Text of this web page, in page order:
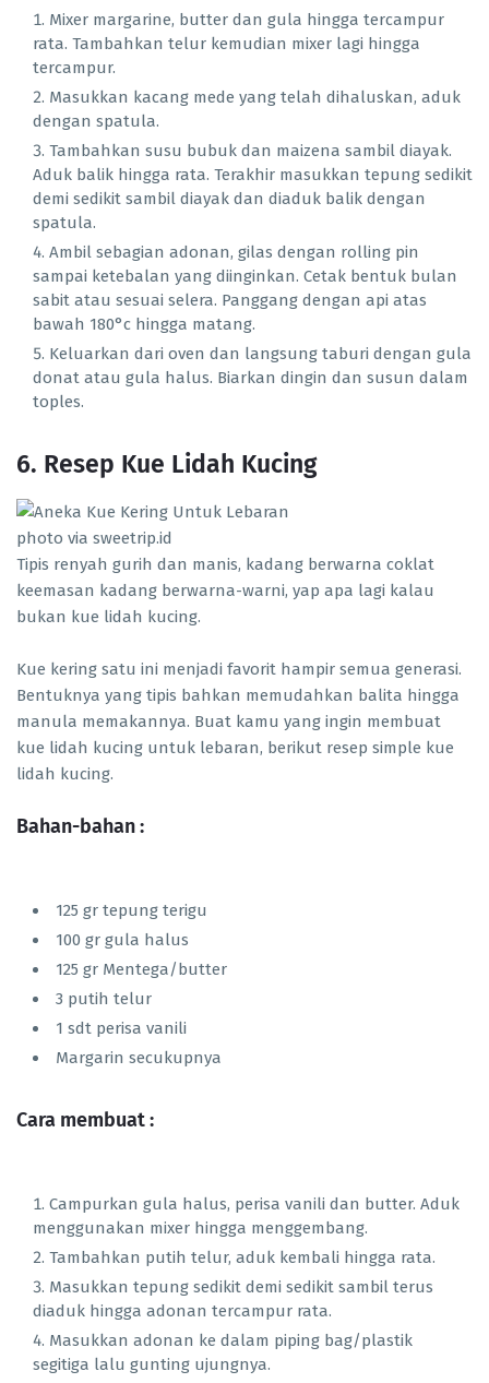
Mixer margarine, butter dan gula hingga tercampur
rata. Tambahkan telur kemudian mixer lagi hingga
tercampur.
Masukkan kacang mede yang telah dihaluskan, aduk
dengan spatula.
Tambahkan susu bubuk dan maizena sambil diayak.
Aduk balik hingga rata. Terakhir masukkan tepung sedikit
demi sedikit sambil diayak dan diaduk balik dengan
spatula.
Ambil sebagian adonan, gilas dengan rolling pin
sampai ketebalan yang diinginkan. Cetak bentuk bulan
sabit atau sesuai selera. Panggang dengan api atas
bawah 180°c hingga matang.
Keluarkan dari oven dan langsung taburi dengan gula
donat atau gula halus. Biarkan dingin dan susun dalam
toples.
6. Resep Kue Lidah Kucing
photo via sweetrip.id
Tipis renyah gurih dan manis, kadang berwarna coklat
keemasan kadang berwarna-warni, yap apa lagi kalau
bukan kue lidah kucing.
Kue kering satu ini menjadi favorit hampir semua generasi.
Bentuknya yang tipis bahkan memudahkan balita hingga
manula memakannya. Buat kamu yang ingin membuat
kue lidah kucing untuk lebaran, berikut resep simple kue
lidah kucing.
Bahan-bahan :
125 gr tepung terigu
100 gr gula halus
125 gr Mentega/butter
3 putih telur
1 sdt perisa vanili
Margarin secukupnya
Cara membuat :
Campurkan gula halus, perisa vanili dan butter. Aduk
menggunakan mixer hingga menggembang.
Tambahkan putih telur, aduk kembali hingga rata.
Masukkan tepung sedikit demi sedikit sambil terus
diaduk hingga adonan tercampur rata.
Masukkan adonan ke dalam piping bag/plastik
segitiga lalu gunting ujungnya.